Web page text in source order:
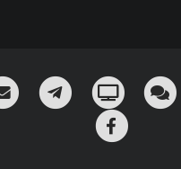
¡Mándame un email!
¡Nuestro canal
Oink! TV